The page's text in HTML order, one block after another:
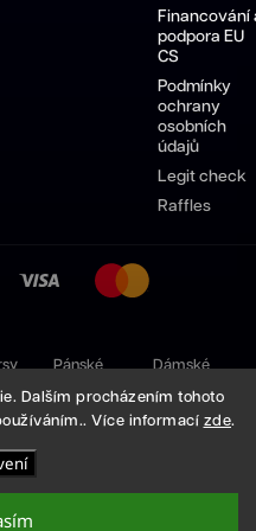
Dalším procházením tohoto
Více informací zde.
Financování
podpora EU
CS
Podmínky
ochrany
osobních
údajů
Legit check
Raffles
Pánské
Adidas
Dámské
Adidas